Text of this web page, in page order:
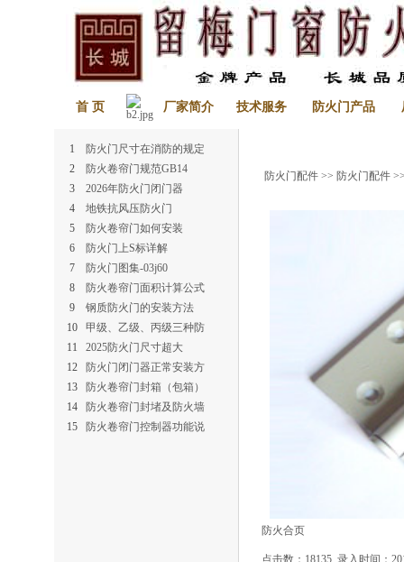
首 页 厂家简介 技术服务 防火门产品
1
防火门尺寸在消防的规定
2
防火卷帘门规范GB14
3
2026年防火门闭门器
4
地铁抗风压防火门
5
防火卷帘门如何安装
6
防火门上S标详解
7
防火门图集-03j60
8
防火卷帘门面积计算公式
9
钢质防火门的安装方法
10
甲级、乙级、丙级三种防
11
2025防火门尺寸超大
12
防火门闭门器正常安装方
13
防火卷帘门封箱（包箱）
14
防火卷帘门封堵及防火墙
15
防火卷帘门控制器功能说
防火门配件>> 防火门配件
防火合页
点击数：18135 录入时间：